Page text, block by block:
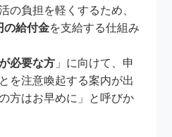
の負担を軽くするため、
の給付金を支給する仕組み
必要な方 」に向けて、申
を注意喚起する案内が出
方はお早めに」と呼びか